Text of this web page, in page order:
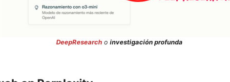
DeepResearcho investigación profunda